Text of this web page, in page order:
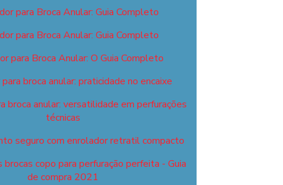
para Broca Anular: Guia Completo
para Broca Anular: Guia Completo
para Broca Anular: O Guia Completo
broca anular: praticidade no encaixe
broca anular: versatilidade em perfurações
técnicas
seguro com enrolador retratil compacto
copo para perfuração perfeita - Guia
de compra 2021